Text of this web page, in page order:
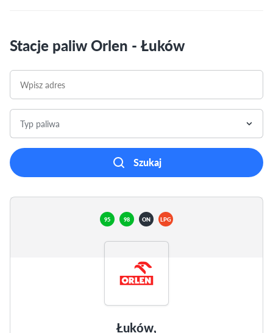
Stacje paliw Orlen - Łuków
Typ paliwa
Szukaj
95 98 ON LPG
Łuków,